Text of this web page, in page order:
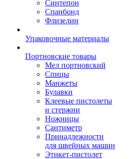
Синтепон
Спанбонд
Флизелин
Упаковочные материалы
Портновские товары
Мел портновский
Спицы
Манжеты
Булавки
Клеевые пистолеты
и стержни
Ножницы
Сантиметр
Принадлежности
для швейных машин
Этикет-пистолет